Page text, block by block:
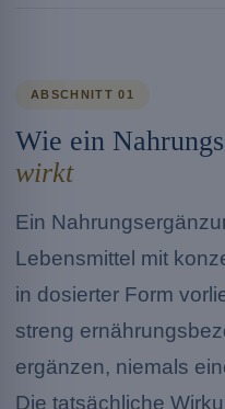
ABSCHNITT 01
Wie ein
wirkt
Ein
Lebensmittel mit
in dosierter Form
streng
ergänzen, niemals
Die tatsächliche